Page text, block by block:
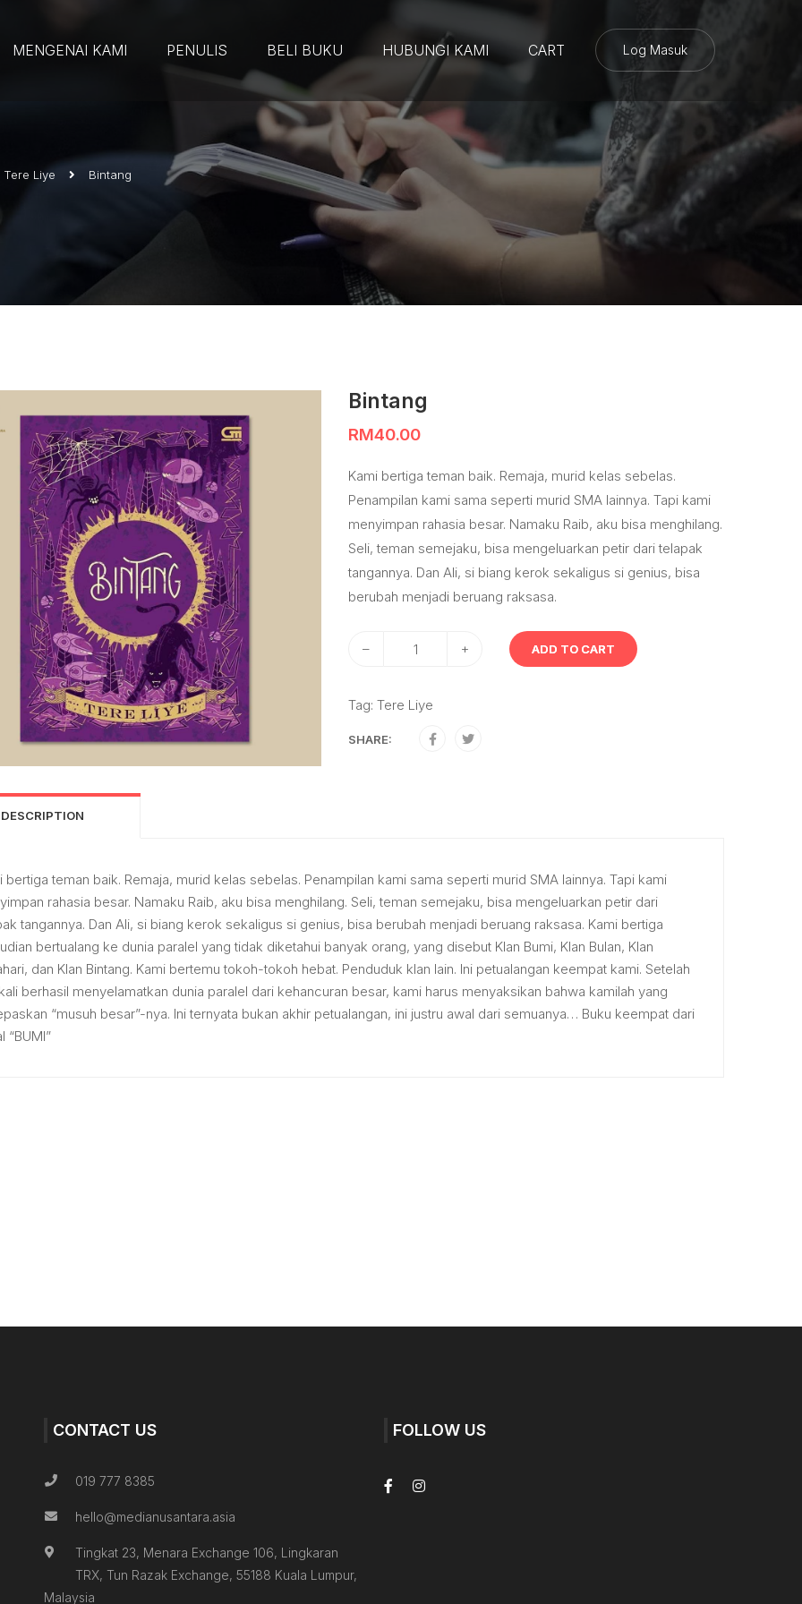
MENGENAI KAMI PENULIS BELI BUKU HUBUNGI KAMI CART Log Masuk
Tere Liye Bintang
Bintang
RM40.00
Kami bertiga teman baik. Remaja, murid kelas sebelas.
Penampilan kami sama seperti murid SMA lainnya. Tapi kami
menyimpan rahasia besar. Namaku Raib, aku bisa menghilang.
Seli, teman semejaku, bisa mengeluarkan petir dari telapak
tangannya. Dan Ali, si biang kerok sekaligus si genius, bisa
berubah menjadi beruang raksasa.
– + ADD TO CART
Tag: Tere Liye
SHARE:
DESCRIPTION
bertiga teman baik. Remaja, murid kelas sebelas. Penampilan kami sama seperti murid SMA lainnya. Tapi kami
rahasia besar. Namaku Raib, aku bisa menghilang. Seli, teman semejaku, bisa mengeluarkan petir dari
tangannya. Dan Ali, si biang kerok sekaligus si genius, bisa berubah menjadi beruang raksasa. Kami bertiga
bertualang ke dunia paralel yang tidak diketahui banyak orang, yang disebut Klan Bumi, Klan Bulan, Klan
dan Klan Bintang. Kami bertemu tokoh-tokoh hebat. Penduduk klan lain. Ini petualangan keempat kami. Setelah
berhasil menyelamatkan dunia paralel dari kehancuran besar, kami harus menyaksikan bahwa kamilah yang
“musuh besar”-nya. Ini ternyata bukan akhir petualangan, ini justru awal dari semuanya… Buku keempat dari
“BUMI”
CONTACT US
019 777 8385
hello@medianusantara.asia
Tingkat 23, Menara Exchange 106, Lingkaran
TRX, Tun Razak Exchange, 55188 Kuala Lumpur,
Malaysia
FOLLOW US